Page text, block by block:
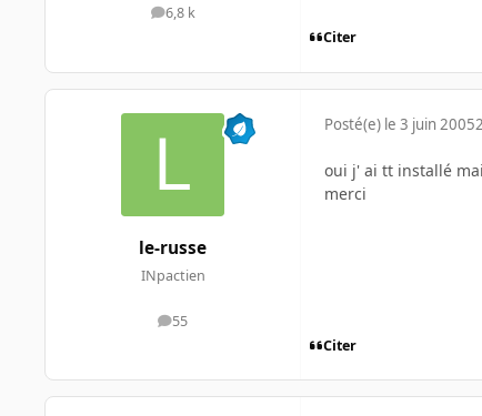
6,8 k
messages
Citer
le-russe
INpactien
55
messages
Posté(e) le 3 juin 2005
oui j' ai tt installé
merci
Citer